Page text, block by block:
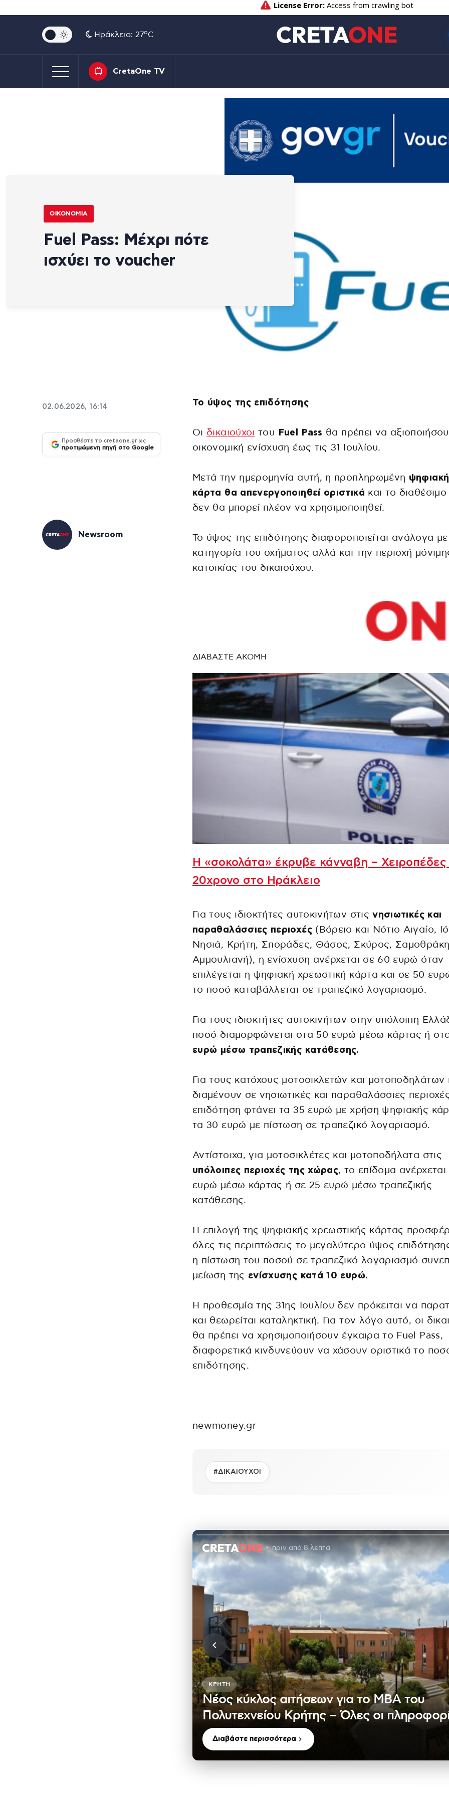
Ηράκλειο: 27oC
CretaOne TV
ΟΙΚΟΝΟΜΊΑ
Fuel Pass: Μέχρι πότε
ισχύει το voucher
02.06.2026, 16:14
Προσθέστε το cretaone.gr ως
προτιμώμενη πηγή στο Google
Newsroom
Το ύψος της επιδότησης
Οι δικαιούχοι του Fuel Pass θα πρέπει να
οικονομική ενίσχυση έως τις 31 Ιουλίου.
Μετά την ημερομηνία αυτή, η προπληρωμένη ψηφιακή
κάρτα θα απενεργοποιηθεί οριστικά και το
δεν θα μπορεί πλέον να χρησιμοποιηθεί.
Το ύψος της επιδότησης διαφοροποιείται ανάλογα
κατηγορία του οχήματος αλλά και την περιοχή
κατοικίας του δικαιούχου.
ΔΙΑΒΑΣΤΕ ΑΚΟΜΗ
Η «σοκολάτα» έκρυβε κάνναβη –
20χρονο στο Ηράκλειο
Για τους ιδιοκτήτες αυτοκινήτων στιςνησιωτικές και
παραθαλάσσιες περιοχές(Βόρειο και Νότιο Αιγαίο,
Νησιά, Κρήτη, Σποράδες, Θάσος, Σκύρος, Σαμοθράκη
Αμμουλιανή), η ενίσχυση ανέρχεται σε 60 ευρώ όταν
επιλέγεται η ψηφιακή χρεωστική κάρτα και σε 50
το ποσό καταβάλλεται σε τραπεζικό λογαριασμό.
Για τους ιδιοκτήτες αυτοκινήτων στην υπόλοιπη
ποσό διαμορφώνεται στα 50 ευρώ μέσω κάρτας ή
ευρώ μέσω τραπεζικής κατάθεσης.
Για τους κατόχους μοτοσικλετών και μοτοποδηλάτων
διαμένουν σε νησιωτικές και παραθαλάσσιες
επιδότηση φτάνει τα 35 ευρώ με χρήση ψηφιακής
τα 30 ευρώ με πίστωση σε τραπεζικό λογαριασμό.
Αντίστοιχα, για μοτοσικλέτες και μοτοποδήλατα στις
υπόλοιπες περιοχές της χώρας, το επίδομα
ευρώ μέσω κάρτας ή σε 25 ευρώ μέσω τραπεζικής
κατάθεσης.
Η επιλογή της ψηφιακής χρεωστικής κάρτας
όλες τις περιπτώσεις το μεγαλύτερο ύψος
η πίστωση του ποσού σε τραπεζικό λογαριασμό
μείωση της ενίσχυσης κατά 10 ευρώ.
Η προθεσμία της 31ης Ιουλίου δεν πρόκειται να
και θεωρείται καταληκτική. Για τον λόγο αυτό, οι
θα πρέπει να χρησιμοποιήσουν έγκαιρα το Fuel Pass,
διαφορετικά κινδυνεύουν να χάσουν οριστικά το
επιδότησης.
newmoney.gr
#ΔΙΚΑΙΟΥΧΟΙ
πριν από 8 λεπτά
ΚΡΉΤΗ
Νέος κύκλος αιτήσεων για το MBA του
Πολυτεχνείου Κρήτης – Όλες οι
Διαβάστε περισσότερα